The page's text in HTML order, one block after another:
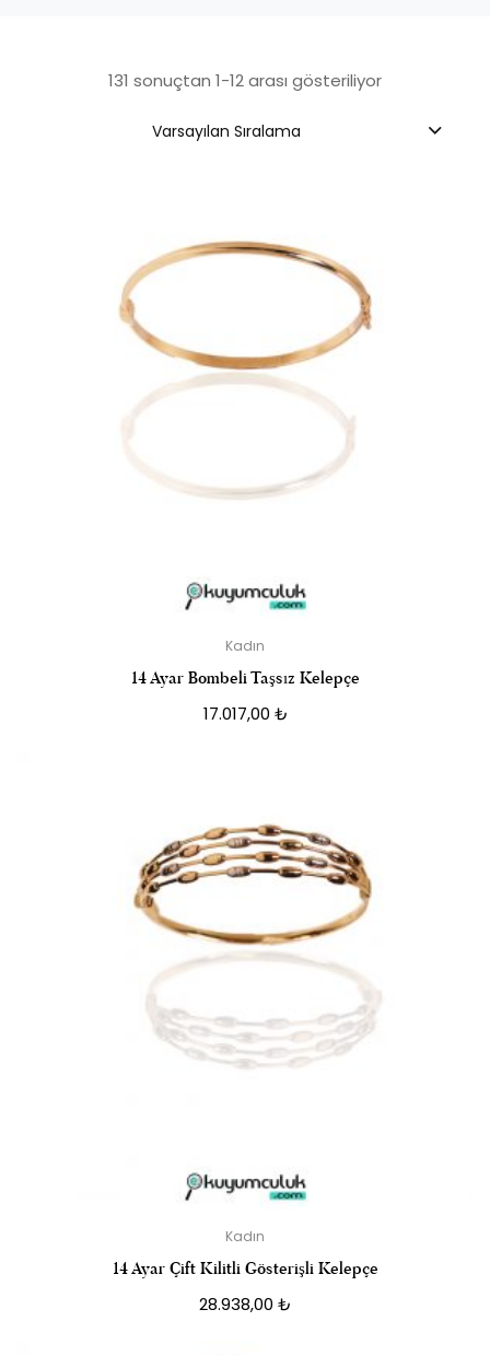
131 sonuçtan 1-12 arası gösteriliyor
Varsayılan Sıralama
Kadın
14 Ayar Bombeli Taşsız Kelepçe
17.017,00 ₺
Kadın
14 Ayar Çift Kilitli Gösterişli Kelepçe
28.938,00 ₺